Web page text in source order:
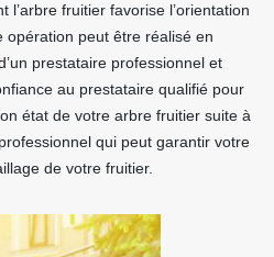
fruitier favorise l’orientation
opération peut être réalisé en
prestataire professionnel et
au prestataire qualifié pour
état de votre arbre fruitier suite à
qui peut garantir votre
de votre fruitier.